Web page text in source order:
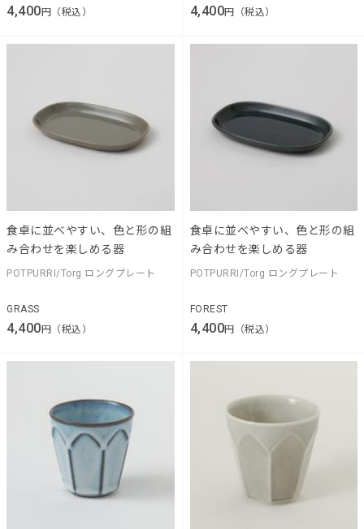
4,400円（税込） 4,400円（税込）
食卓に並べやすい、色と形の組
み合わせを楽しめる器
POTPURRI/Torg ロングプレート
GRASS
4,400 円（税込）
食卓に並べやすい、色と形の組
み合わせを楽しめる器
POTPURRI/Torg ロングプレート
FOREST
4,400円（税込）